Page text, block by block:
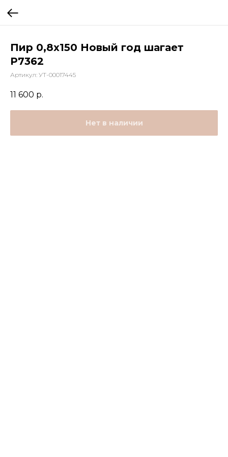
Пир 0,8х150 Новый год шагает
Р7362
Артикул: УТ-00017445
11 600 р.
Нет в наличии